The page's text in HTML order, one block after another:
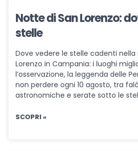
Notte di San Lorenzo:
stelle
Dove vedere le stelle cadenti nella
Lorenzo in Campania: i luoghi
l’osservazione, la leggenda delle
non perdere ogni 10 agosto, tra
astronomiche e serate sotto le
SCOPRI »